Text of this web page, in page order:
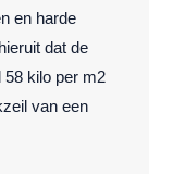
en harde
dat de
58 kilo per m2
van een